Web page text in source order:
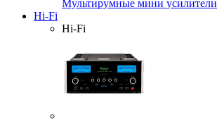
Мультирумные мини усилители
Hi-Fi
Hi-Fi